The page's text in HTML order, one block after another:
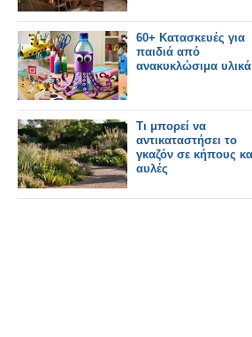
60+ Κατασκευές για
παιδιά από
ανακυκλώσιμα υλικά
Τι μπορεί να
αντικαταστήσει το
γκαζόν σε κήπους
αυλές